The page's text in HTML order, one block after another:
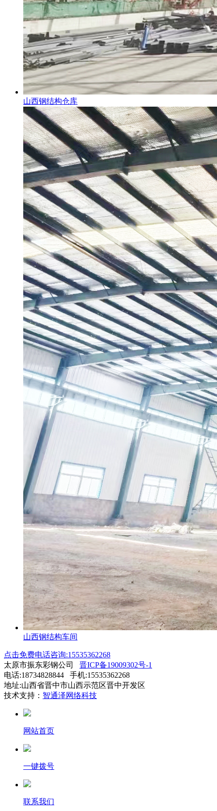
山西钢结构仓库
山西钢结构车间
点击免费电话咨询:15535362268
太原市振东彩钢公司 晋ICP备19009302号-1
电话:18734828844 手机:15535362268
地址:山西省晋中市山西示范区晋中开发区
技术支持： 智通泽网络科技
网站首页
一键拨号
联系我们